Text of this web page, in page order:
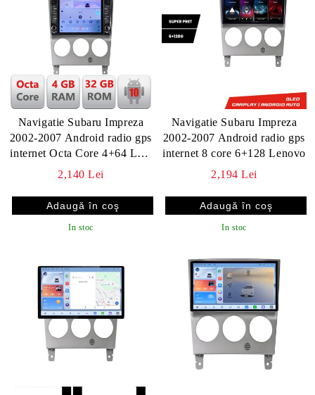
Navigatie Subaru Impreza
2002-2007 Android radio gps
internet Octa Core 4+64 LTE
KIT-impreza2002+EDT-E709
2,140 Lei
In stoc
Navigatie Subaru Impreza
2002-2007 Android radio gps
internet 8 core 6+128 Lenovo
2,194 Lei
In stoc